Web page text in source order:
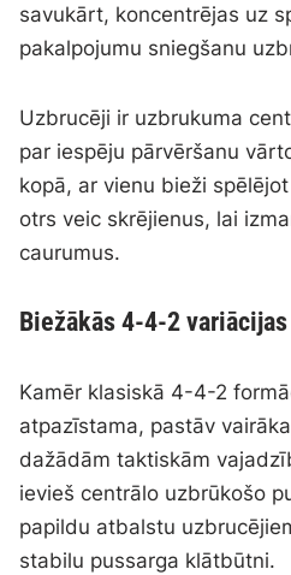
savukārt, koncentrējas uz
pakalpojumu sniegšanu
Uzbrucēji ir uzbrukuma
par iespēju pārvēršanu
kopā, ar vienu bieži
otrs veic skrējienus, lai
caurumus.
Biežākās 4-4-2 variācijas
Kamēr klasiskā 4-4-2
atpazīstama, pastāv
dažādām taktiskām
ievieš centrālo uzbrūkošo
papildu atbalstu
stabilu pussarga klātbūtni.